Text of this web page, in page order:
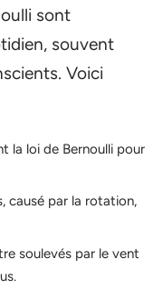
sont
souvent
Voici
la loi de Bernoulli pour
causé par la rotation,
soulevés par le vent